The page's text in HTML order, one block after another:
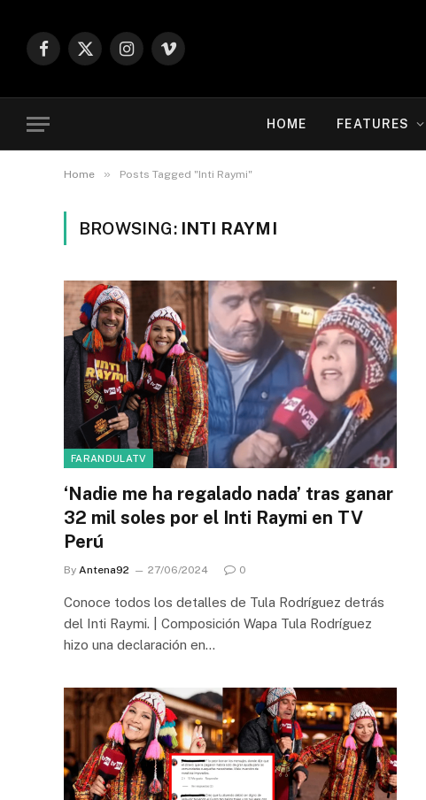
Facebook
X
Instagram
Vimeo
HOME FEATURES
Home » Posts Tagged "Inti Raymi"
BROWSING: INTI RAYMI
FARANDULATV
‘Nadie me ha regalado nada’ tras ganar
32 mil soles por el Inti Raymi en TV
Perú
By Antena92 27/06/2024 0
Conoce todos los detalles de Tula Rodríguez detrás
del Inti Raymi. | Composición Wapa Tula Rodríguez
hizo una declaración en…